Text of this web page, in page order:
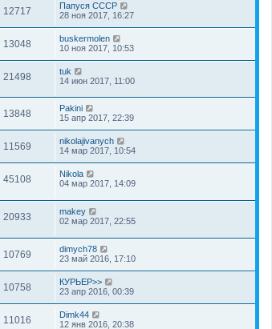
12717
Папуся СССР
28 ноя 2017, 16:27
13048
buskermolen
10 ноя 2017, 10:53
21498
tuk
14 июн 2017, 11:00
13848
Pakini
15 апр 2017, 22:39
11569
nikolajivanych
14 мар 2017, 10:54
45108
Nikola
04 мар 2017, 14:09
20933
makey
02 мар 2017, 22:55
10769
dimych78
23 май 2016, 17:10
10758
КУРЬЕР>>
23 апр 2016, 00:39
11016
Dimk44
12 янв 2016, 20:38